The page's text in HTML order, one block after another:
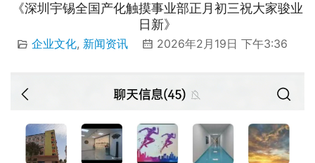
《深圳宇锡全国产化触摸事业部正月初三祝大家骏业
日新》
企业文化, 新闻资讯 2026年2月19日 下午3:36